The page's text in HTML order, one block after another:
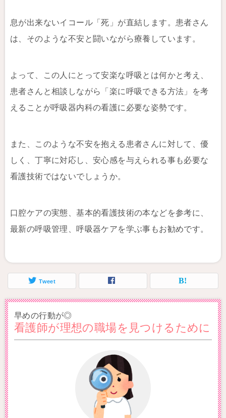
息が出来ないイコール「死」が直結します。患者さん
は、そのような不安と闘いながら療養しています。
よって、この人にとって安楽な呼吸とは何かと考え、
患者さんと相談しながら「楽に呼吸できる方法」を考
えることが呼吸器内科の看護に必要な姿勢です。
また、このような不安を抱える患者さんに対して、優
しく、丁寧に対応し、安心感を与えられる事も必要な
看護技術ではないでしょうか。
口腔ケアの実態、基本的看護技術の本などを参考に、
最新の呼吸管理、呼吸器ケアを学ぶ事もお勧めです。
Tweet
早めの行動が◎
看護師が理想の職場を見つけるために